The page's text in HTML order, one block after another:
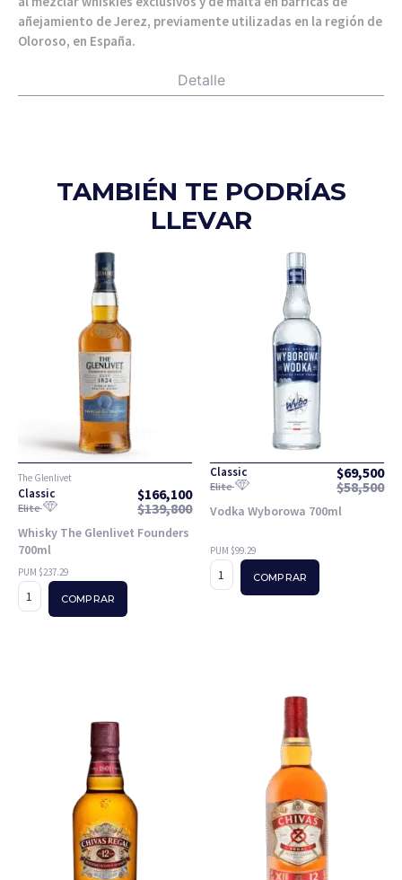
Detalle
añejamiento de Jerez, previamente utilizadas en la región de
Oloroso, en España.
TAMBIÉN TE PODRÍAS
LLEVAR
The Glenlivet
Classic $166,100
Elite $139,800
Whisky The Glenlivet Founders
700ml
PUM $237.29
COMPRAR
Classic $69,500
Elite $58,500
Vodka Wyborowa 700ml
PUM $99.29
COMPRAR